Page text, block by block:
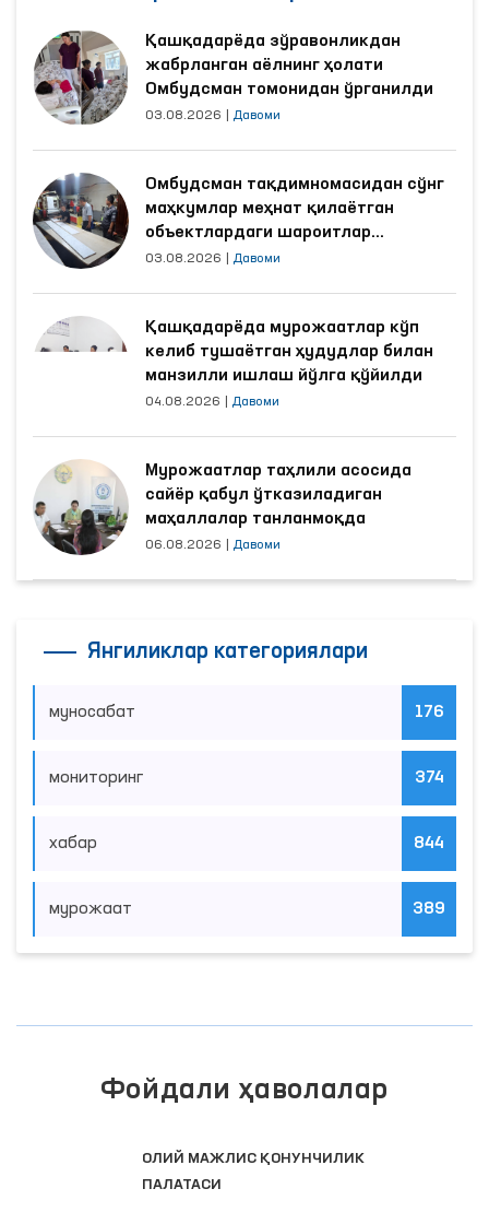
Қашқадарёда зўравонликдан
жабрланган аёлнинг ҳолати
Омбудсман томонидан ўрганилди
03.08.2026 Давоми
Омбудсман тақдимномасидан сўнг
маҳкумлар меҳнат қилаётган
объектлардаги шароитлар
яхшиланди
03.08.2026 Давоми
Қашқадарёда мурожаатлар кўп
келиб тушаётган ҳудудлар билан
манзилли ишлаш йўлга қўйилди
04.08.2026 Давоми
Мурожаатлар таҳлили асосида
сайёр қабул ўтказиладиган
маҳаллалар танланмоқда
06.08.2026 Давоми
Янгиликлар категориялари
муносабат 176
мониторинг 374
хабар 844
мурожаат 389
Фойдали ҳаволалар
ОЛИЙ МАЖЛИС ҚОНУНЧИЛИК
ПАЛАТАСИ